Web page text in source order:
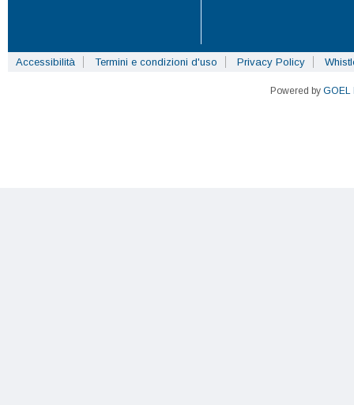
Accessibilità Termini e condizioni d'uso Privacy Policy
Powered by GOEL